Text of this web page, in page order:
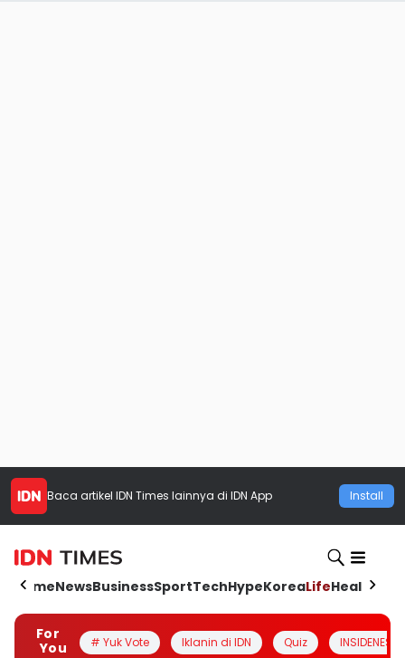
Baca artikel IDN Times lainnya di IDN App Install
HomeNewsBusinessSportTechHypeKoreaLifeHealth
For
You
# Yuk Vote Iklanin di IDN Quiz INSIDENESIA